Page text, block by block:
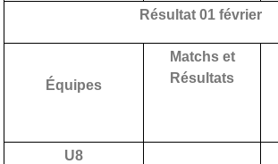
Résultat 01 février
Équipes
Matchs et
Résultats
U8